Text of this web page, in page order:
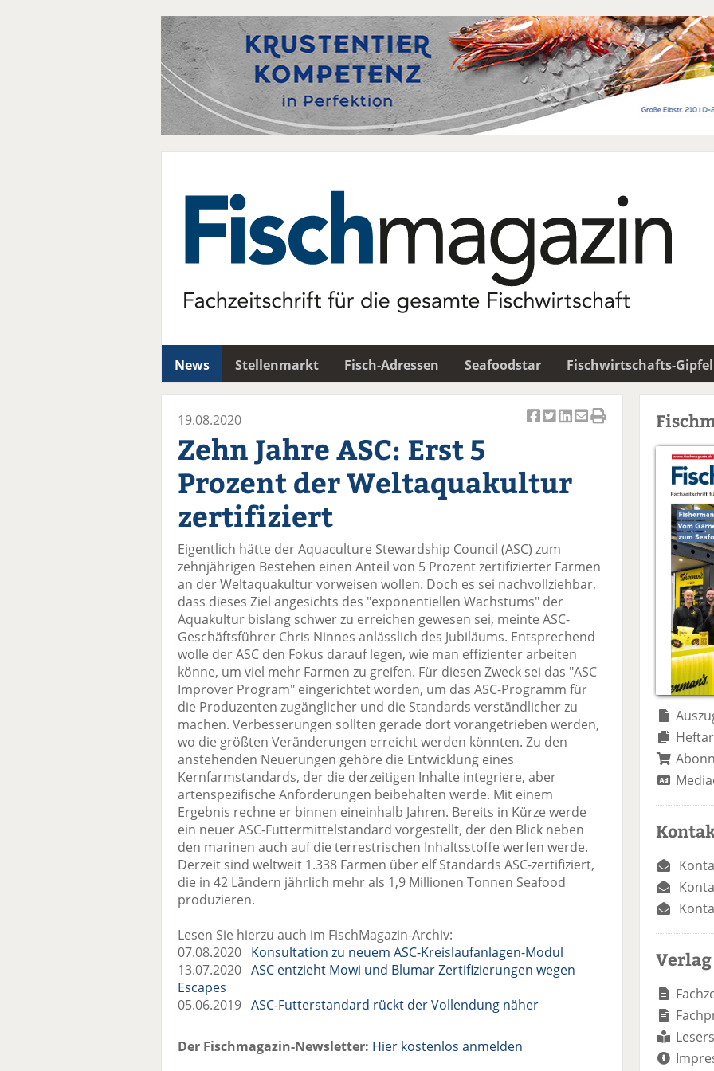
News Stellenmarkt Fisch-Adressen Seafoodstar Fischwirtschafts-Gipfel
el
ac
e
b
o
o
k
te
il
e
n
el
er
n
el
n
k
e
di
n
te
il
e
n
ai
l
se
n
d
e
n
n
19.08.2020
Zehn Jahre ASC: Erst 5
Prozent der Weltaquakultur
zertifiziert
Eigentlich hätte der Aquaculture Stewardship Council (ASC) zum
zehnjährigen Bestehen einen Anteil von 5 Prozent zertifizierter Farmen
an der Weltaquakultur vorweisen wollen. Doch es sei nachvollziehbar,
dass dieses Ziel angesichts des "exponentiellen Wachstums" der
Aquakultur bislang schwer zu erreichen gewesen sei, meinte ASC-
Geschäftsführer Chris Ninnes anlässlich des Jubiläums. Entsprechend
wolle der ASC den Fokus darauf legen, wie man effizienter arbeiten
könne, um viel mehr Farmen zu greifen. Für diesen Zweck sei das "ASC
Improver Program" eingerichtet worden, um das ASC-Programm für
die Produzenten zugänglicher und die Standards verständlicher zu
machen. Verbesserungen sollten gerade dort vorangetrieben werden,
wo die größten Veränderungen erreicht werden könnten. Zu den
anstehenden Neuerungen gehöre die Entwicklung eines
Kernfarmstandards, der die derzeitigen Inhalte integriere, aber
artenspezifische Anforderungen beibehalten werde. Mit einem
Ergebnis rechne er binnen eineinhalb Jahren. Bereits in Kürze werde
ein neuer ASC-Futtermittelstandard vorgestellt, der den Blick neben
den marinen auch auf die terrestrischen Inhaltsstoffe werfen werde.
Derzeit sind weltweit 1.338 Farmen über elf Standards ASC-zertifiziert,
die in 42 Ländern jährlich mehr als 1,9 Millionen Tonnen Seafood
produzieren.
Lesen Sie hierzu auch im FischMagazin-Archiv:
07.08.2020 Konsultation zu neuem ASC-Kreislaufanlagen-Modul
13.07.2020 ASC entzieht Mowi und Blumar Zertifizierungen wegen
Escapes
05.06.2019 ASC-Futterstandard rückt der Vollendung näher
Der Fischmagazin-Newsletter: Hier kostenlos anmelden
Verlag